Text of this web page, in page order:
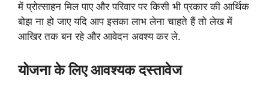
में प्रोत्साहन मिल पाए और परिवार पर किसी भी प्रकार की आर्थिक
बोझ ना हो जाए यदि आप इसका लाभ लेना चाहते हैं तो लेख में
आखिर तक बन रहे और आवेदन अवश्य कर ले.
योजना के लिए आवश्यक दस्तावेज